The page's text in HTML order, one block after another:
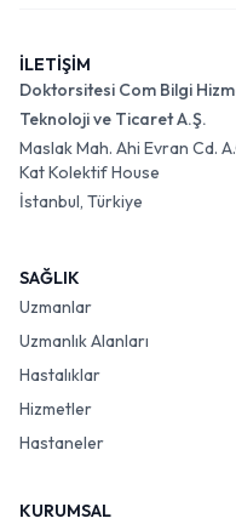
İLETİŞİM
Doktorsitesi Com Bilgi
Teknoloji ve Ticaret A.Ş.
Maslak Mah. Ahi Evran Cd.
Kat Kolektif House
İstanbul, Türkiye
SAĞLIK
Uzmanlar
Uzmanlık Alanları
Hastalıklar
Hizmetler
Hastaneler
KURUMSAL